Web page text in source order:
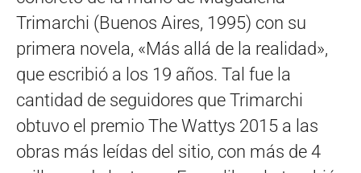
Trimarchi (Buenos Aires, 1995) con su
primera novela, «Más allá de la realidad»,
que escribió a los 19 años. Tal fue la
cantidad de seguidores que Trimarchi
obtuvo el premio The Wattys 2015 a las
obras más leídas del sitio, con más de 4